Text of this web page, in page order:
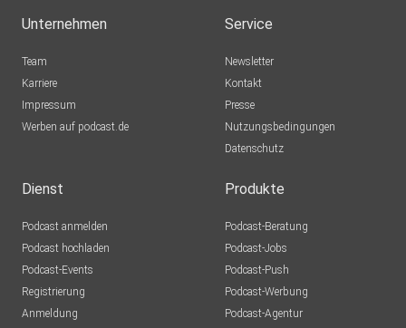
Unternehmen
Team
Karriere
Impressum
Werben auf podcast.de
Service
Newsletter
Kontakt
Presse
Nutzungsbedingungen
Datenschutz
Dienst
Podcast anmelden
Podcast hochladen
Podcast-Events
Registrierung
Anmeldung
Produkte
Podcast-Beratung
Podcast-Jobs
Podcast-Push
Podcast-Werbung
Podcast-Agentur